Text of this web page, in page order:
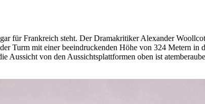
für Frankreich steht. Der Dramakritiker Alexander
Turm mit einer beeindruckenden Höhe von 324 Metern in
Aussicht von den Aussichtsplattformen oben ist